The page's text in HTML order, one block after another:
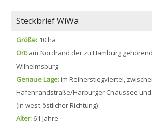
Steckbrief WiWa
Größe: 10 ha
Ort: am Nordrand der zu Hamburg
Wilhelmsburg
Genaue Lage:im Reiherstiegviertel,
Hafenrandstraße/Harburger Chaussee und
(in west-östlicher Richtung)
Alter: 61 Jahre